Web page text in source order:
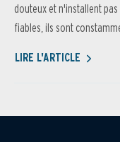
douteux et n'installent
fiables, ils sont
LIRE L'ARTICLE